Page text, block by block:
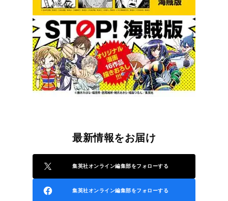
最新情報をお届け
集英社オンライン編集部をフォローする
集英社オンライン編集部をフォローする